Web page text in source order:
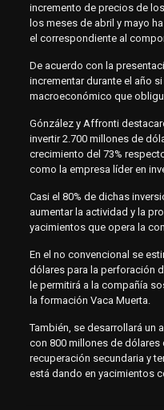
incremento de precios de
los meses de abril y mayo
el correspondiente al
De acuerdo con la
incrementar durante el año
macroeconómico que
Gónzález y Affronti
invertir 2.700 millones de
crecimiento del 73%
como la empresa líder en
Casi el 80% de dichas
aumentar la actividad y la
yacimientos que opera la
En el no convencional se
dólares para la perforación
le permitirá a la compañía
la formación Vaca Muerta.
También, se desarrollará un
con 800 millones de
recuperación secundaria y
está dando en yacimientos